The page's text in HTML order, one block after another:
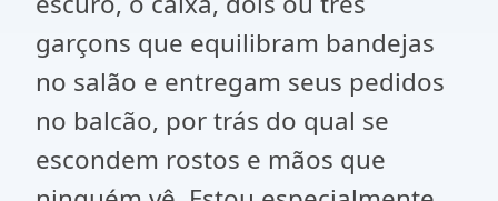
garçons que equilibram bandejas
no salão e entregam seus pedidos
no balcão, por trás do qual se
escondem rostos e mãos que